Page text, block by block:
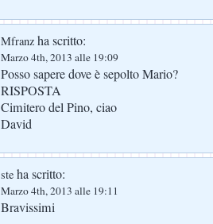
Mfranz ha scritto:
Marzo 4th, 2013 alle 19:09
Posso sapere dove è sepolto Mario?
RISPOSTA
Cimitero del Pino, ciao
David
ste ha scritto:
Marzo 4th, 2013 alle 19:11
Bravissimi